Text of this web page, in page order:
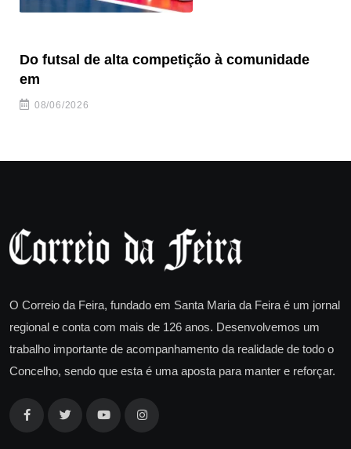
Do futsal de alta competição à comunidade
em
08/06/2026
O Correio da Feira, fundado em Santa Maria da Feira é um jornal
regional e conta com mais de 126 anos. Desenvolvemos um
trabalho importante de acompanhamento da realidade de todo o
Concelho, sendo que esta é uma aposta para manter e reforçar.